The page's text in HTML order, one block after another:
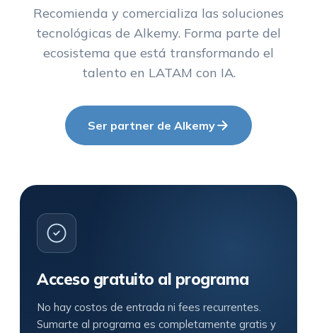
Recomienda y comercializa las soluciones
tecnológicas de Alkemy. Forma parte del
ecosistema que está transformando el
talento en LATAM con IA.
Ser partner de Alkemy
Acceso gratuito al programa
No hay costos de entrada ni fees recurrentes.
Sumarte al programa es completamente gratis y